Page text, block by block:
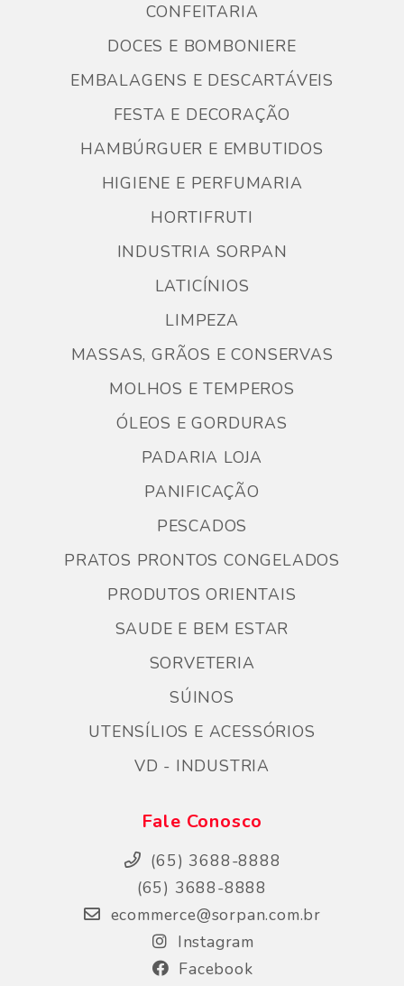
CONFEITARIA
DOCES E BOMBONIERE
EMBALAGENS E DESCARTÁVEIS
FESTA E DECORAÇÃO
HAMBÚRGUER E EMBUTIDOS
HIGIENE E PERFUMARIA
HORTIFRUTI
INDUSTRIA SORPAN
LATICÍNIOS
LIMPEZA
MASSAS, GRÃOS E CONSERVAS
MOLHOS E TEMPEROS
ÓLEOS E GORDURAS
PADARIA LOJA
PANIFICAÇÃO
PESCADOS
PRATOS PRONTOS CONGELADOS
PRODUTOS ORIENTAIS
SAUDE E BEM ESTAR
SORVETERIA
SÚINOS
UTENSÍLIOS E ACESSÓRIOS
VD - INDUSTRIA
Fale Conosco
(65) 3688-8888
(65) 3688-8888
ecommerce@sorpan.com.br
Instagram
Facebook